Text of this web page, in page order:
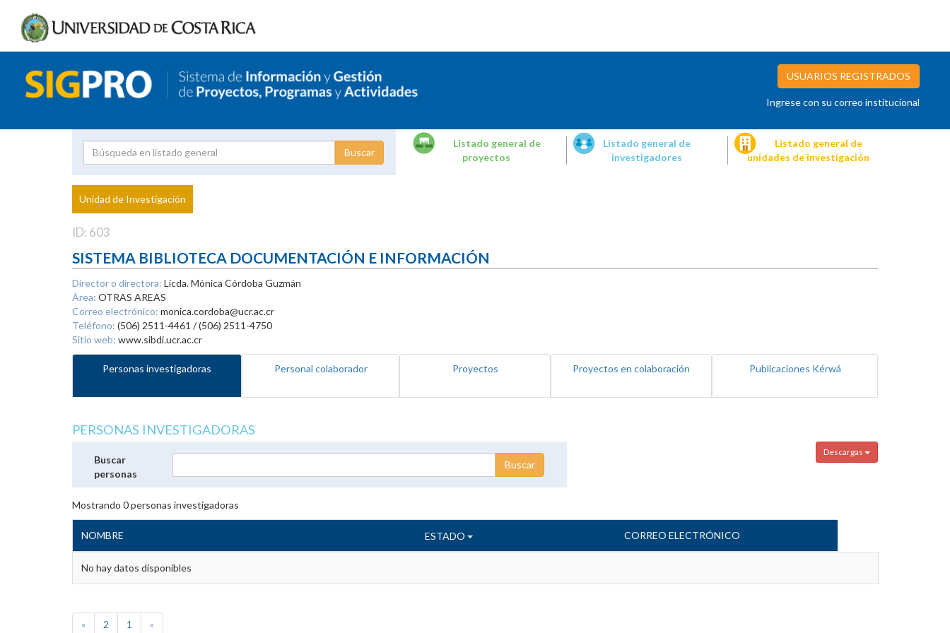
USUARIOS REGISTRADOS
Ingrese con su correo institucional
Proyecto
Investigador
Listado general de
proyectos
Listado general de
investigadores
Listado general de
unidades de investigación
Unidad de Investigación
ID: 603
SISTEMA BIBLIOTECA DOCUMENTACIÓN E INFORMACIÓN
Director o directora: Licda. Mónica Córdoba Guzmán
Área: OTRAS AREAS
Correo electrónico: monica.cordoba@ucr.ac.cr
Teléfono: (506) 2511-4461 / (506) 2511-4750
Sitio web: www.sibdi.ucr.ac.cr
Personas investigadoras Personal colaborador Proyectos Proyectos en colaboración Publicaciones Kérwá
PERSONAS INVESTIGADORAS
Descargas
Buscar
personas
Mostrando 0personas investigadoras
NOMBRE ESTADO CORREO ELECTRÓNICO
No hay datos disponibles
« 2 1 »